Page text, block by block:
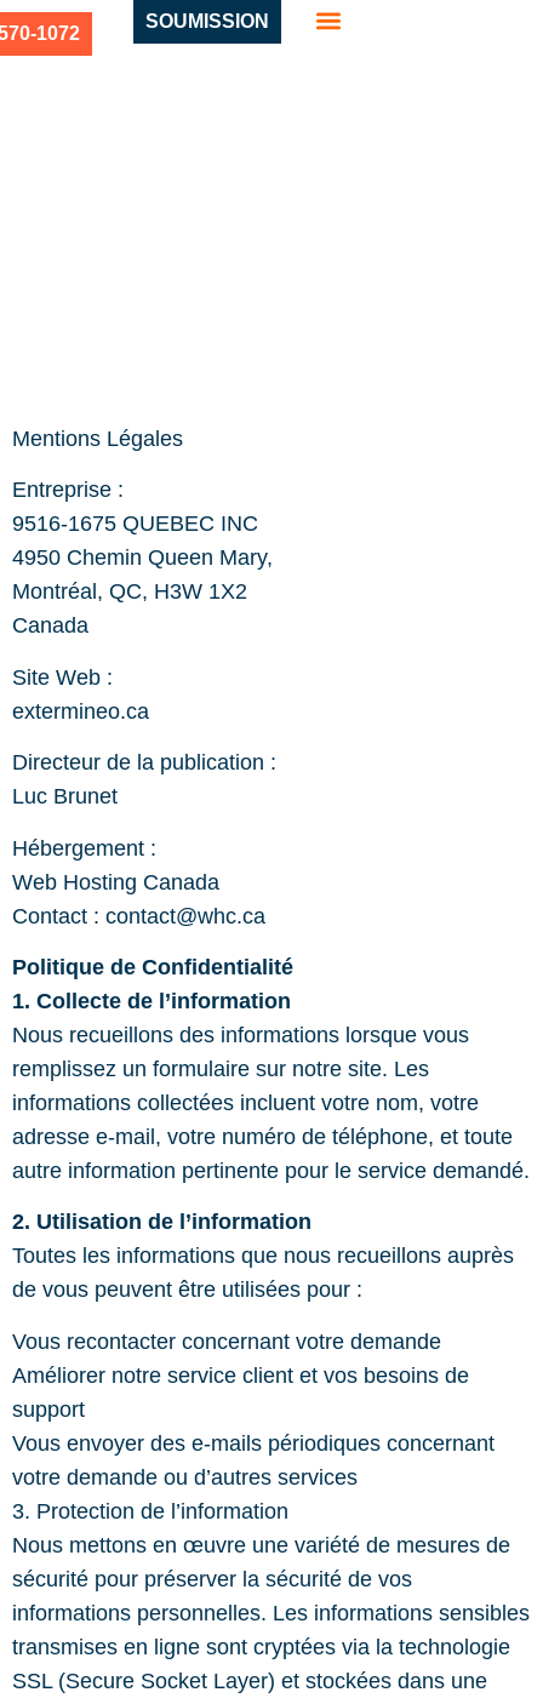
SOUMISSION
1072
Mentions Légales
Entreprise :
9516-1675 QUEBEC INC
4950 Chemin Queen Mary,
Montréal, QC, H3W 1X2
Canada
Site Web :
extermineo.ca
Directeur de la publication :
Luc Brunet
Hébergement :
Web Hosting Canada
Contact : contact@whc.ca
Politique de Confidentialité
1. Collecte de l’information
Nous recueillons des informations lorsque vous
remplissez un formulaire sur notre site. Les
informations collectées incluent votre nom, votre
adresse e-mail, votre numéro de téléphone, et toute
autre information pertinente pour le service demandé.
2. Utilisation de l’information
Toutes les informations que nous recueillons auprès
de vous peuvent être utilisées pour :
Vous recontacter concernant votre demande
Améliorer notre service client et vos besoins de
support
Vous envoyer des e-mails périodiques concernant
votre demande ou d’autres services
3. Protection de l’information
Nous mettons en œuvre une variété de mesures de
sécurité pour préserver la sécurité de vos
informations personnelles. Les informations sensibles
transmises en ligne sont cryptées via la technologie
SSL (Secure Socket Layer) et stockées dans une